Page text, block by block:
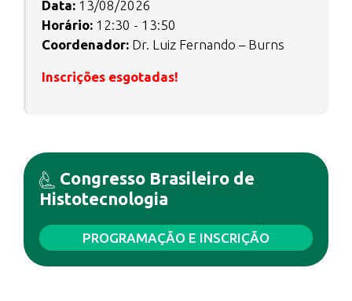
Data: 13/08/2026
Horário: 12:30 - 13:50
Coordenador: Dr. Luiz Fernando – Burns
Inscrições esgotadas!
Congresso Brasileiro de
Histotecnologia
PROGRAMAÇÃO E INSCRIÇÃO